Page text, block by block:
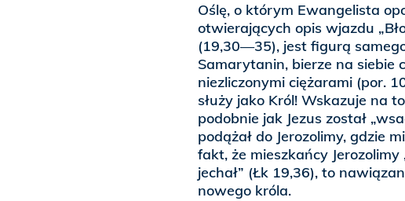
Oślę, o którym Ewangelista
otwierających opis wjazdu
(19,30—35), jest figurą samego
Samarytanin, bierze na siebie
niezliczonymi ciężarami (por.
służy jako Król! Wskazuje na
podobnie jak Jezus został
podążał do Jerozolimy, gdzie
fakt, że mieszkańcy Jerozolimy
jechał” (Łk 19,36), to
nowego króla.